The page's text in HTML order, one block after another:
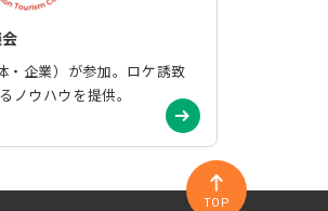
・企業）が参加。ロケ誘致
ノウハウを提供。
TOP